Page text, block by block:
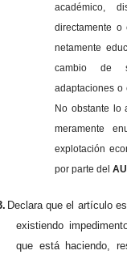
académico,
directamente o
netamente
cambio de
adaptaciones o
No obstante lo
meramente
explotación
por parte del
Declara que el artículo
existiendo
que está haciendo,